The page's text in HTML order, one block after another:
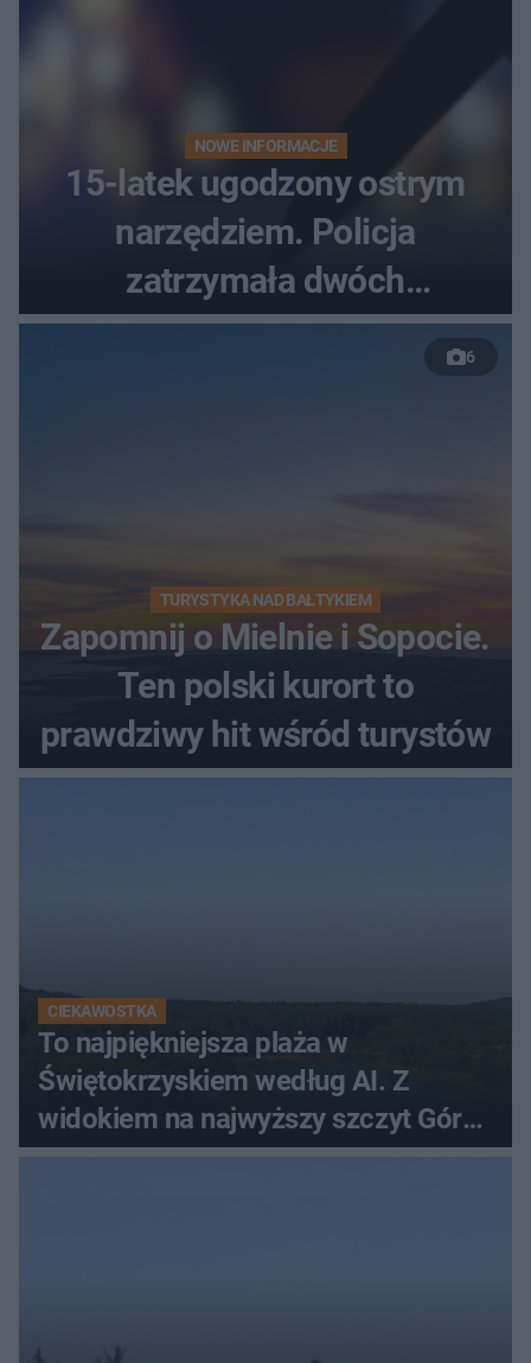
NOWE INFORMACJE
15-latek ugodzony ostrym
narzędziem. Policja
zatrzymała dwóch
nastolatków
6
TURYSTYKA NAD BAŁTYKIEM
Zapomnij o Mielnie i Sopocie.
Ten polski kurort to
prawdziwy hit wśród turystów
CIEKAWOSTKA
To najpiękniejsza plaża w
Świętokrzyskiem według AI. Z
widokiem na najwyższy szczyt Gór
Świętokrzyskich